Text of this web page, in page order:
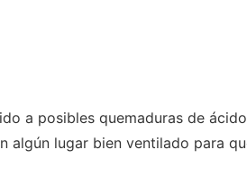
a posibles quemaduras de
algún lugar bien ventilado para